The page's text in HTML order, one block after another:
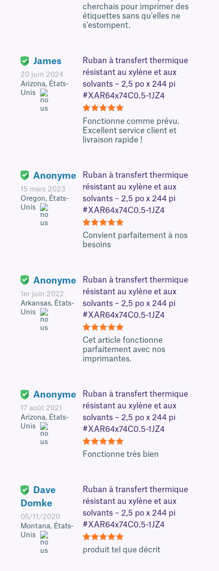
cherchais pour imprimer des
étiquettes sans qu'elles ne
s'estompent.
James
20 juin 2024
Arizona, États-
Unis
Ruban à transfert thermique
résistant au xylène et aux
solvants – 2,5 po x 244 pi
#XAR64x74C0.5-1JZ4
5Fonctionne comme prévu.
Excellent service client et
livraison rapide !
Anonyme
15 mars 2023
Oregon, États-
Unis
Ruban à transfert thermique
résistant au xylène et aux
solvants – 2,5 po x 244 pi
#XAR64x74C0.5-1JZ4
5
Convient parfaitement à nos
besoins
Anonyme
1er juin 2022
Arkansas, États-
Unis
Ruban à transfert thermique
résistant au xylène et aux
solvants – 2,5 po x 244 pi
#XAR64x74C0.5-1JZ4
5
Cet article fonctionne
parfaitement avec nos
imprimantes.
Anonyme
17 août 2021
Arizona, États-
Unis
Ruban à transfert thermique
résistant au xylène et aux
solvants – 2,5 po x 244 pi
#XAR64x74C0.5-1JZ4
5Fonctionne très bien
Dave
Domke
05/11/2020
Montana, États-
Unis
Ruban à transfert thermique
résistant au xylène et aux
solvants – 2,5 po x 244 pi
#XAR64x74C0.5-1JZ4
5
produit tel que décrit